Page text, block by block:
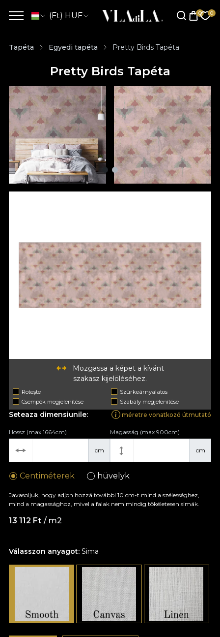
(Ft) HUF
Tapéta Egyedi tapéta Pretty Birds Tapéta
Pretty Birds Tapéta
Mozgassa a képet a kívánt
szakasz kijelöléséhez.
Rotește
Szürkeárnyalatos
Csempék megjelenítése
Szabály megjelenítése
Válasszon anyagot: Sima
Seteaza dimensiunile: méretre vonatkozó útmutató
cm
Hossz (max 1664cm)
cm
Magasság (max 900cm)
Centiméterek hüvelyk
Javasoljuk, hogy adjon hozzá további 10 cm-t mind a szélességhez,
mind a magassághoz, mivel a falak nem mindig tökéletesen simák.
13 112 Ft / m2